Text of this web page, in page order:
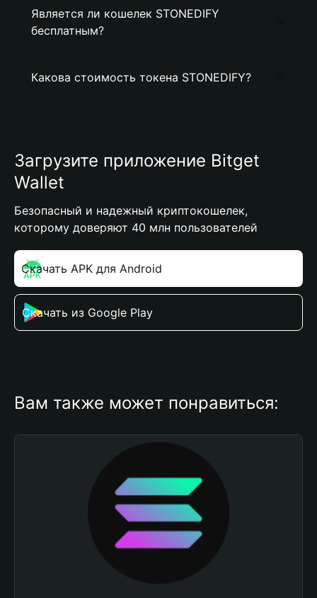
Является ли кошелек STONEDIFY
бесплатным?
Какова стоимость токена STONEDIFY?
Загрузите приложение Bitget
Wallet
Безопасный и надежный криптокошелек,
которому доверяют 40 млн пользователей
Скачать APK для Android
Скачать из Google Play
Вам также может понравиться: